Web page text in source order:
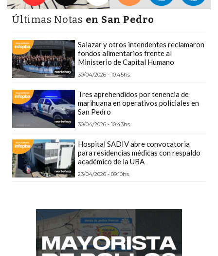
ENTRENO
CON
PROFESIONAL
QUÉ
ES
Y
CÓMO
FUNCIONA:
TIENDAS
ONLINE
CON
WHATSAPP
TIENDA
ONLINE
Últimas Notas en San Pedro
Salazar y otros intendentes reclamaron
fondos alimentarios frente al
Ministerio de Capital Humano
30/04/2026 - 10:45hs.
Tres aprehendidos por tenencia de
marihuana en operativos policiales en
San Pedro
30/04/2026 - 10:43hs.
Hospital SADIV abre convocatoria
para residencias médicas con respaldo
académico de la UBA
23/04/2026 - 09:10hs.